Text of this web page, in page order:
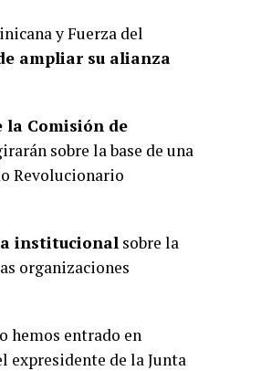
y Fuerza del
ampliar su alianza
Comisión de
sobre la base de una
Revolucionario
institucional sobre la
organizaciones
hemos entrado en
expresidente de la Junta